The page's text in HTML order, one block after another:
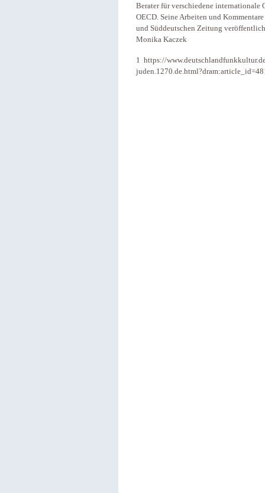
Berater für verschiedene internationale
OECD. Seine Arbeiten und
und Süddeutschen Zeitung
Monika Kaczek
1 https://